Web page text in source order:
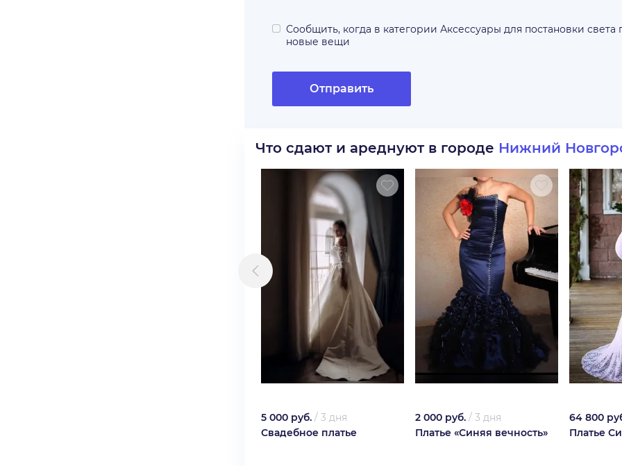
Сообщить, когда в категории Аксессуары для постановки света
новые вещи
Отправить
Что сдают и ареднуют в городе Нижний
5 000 руб. / 3 дня
Свадебное платье
2 000 руб. / 3 дня
Платье «Синяя вечность»
64 800
Платье